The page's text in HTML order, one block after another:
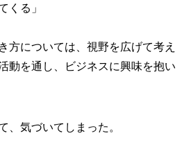
くる」
方については、視野を広げて考え
動を通し、ビジネスに興味を抱い
気づいてしまった。